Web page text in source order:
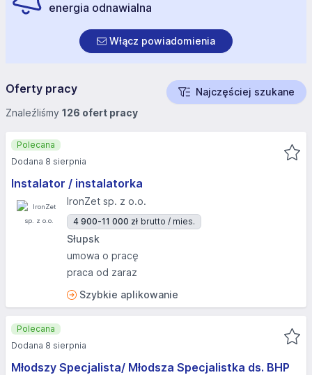
energia odnawialna
Włącz powiadomienia
Oferty pracy
Najczęściej szukane
Znaleźliśmy 126 ofert pracy
Instalator / instalatorka
IronZet sp. z o.o.
4 900-11 000 zł brutto / mies.
Słupsk
umowa o pracę
praca od zaraz
Szybkie aplikowanie
Polecana
Dodana 8 sierpnia
Młodszy Specjalista/ Młodsza Specjalistka ds. BHP
Polecana
Dodana 8 sierpnia